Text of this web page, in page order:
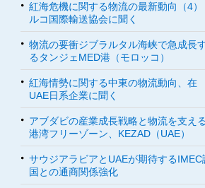
紅海危機に関する物流の最新動向（4）
ルコ国際輸送協会に聞く
物流の要衝ジブラルタル海峡で急成長
るタンジェMED港（モロッコ）
紅海情勢に関する中東の物流動向、在
UAE日系企業に聞く
アブダビの産業成長戦略と物流を支え
港湾フリーゾーン、KEZAD（UAE）
サウジアラビアとUAEが期待するIMEC
国との通商関係強化